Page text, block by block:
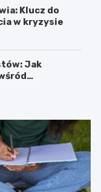
Klucz do
w kryzysie
Jak